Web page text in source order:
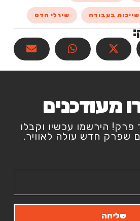
שייכות בעבודה שירלי הדס
מעודכנים
הירשמו עכשיו וקבלו
שפרק חדש עולה לאוויר.
שליחה